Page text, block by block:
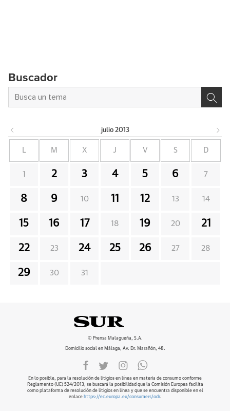
Buscador
julio 2013
L M X J V S D
1 2 3 4 5 6 7
8 9 10 11 12 13 14
15 16 17 18 19 20 21
22 23 24 25 26 27 28
29 30 31
© Prensa Malagueña, S.A.
Domicilio social en Málaga, Av. Dr. Marañón, 48.
En lo posible, para la resolución de litigios en línea en materia de consumo conforme
Reglamento (UE) 524/2013, se buscará la posibilidad que la Comisión Europea facilita
como plataforma de resolución de litigios en línea y que se encuentra disponible en el
enlace https://ec.europa.eu/consumers/odr.